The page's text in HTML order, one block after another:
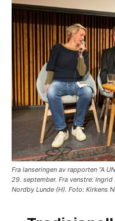
Fra lanseringen av rapporten “A
29. september. Fra venstre:
Nordby Lunde (H). Foto: Kirkens